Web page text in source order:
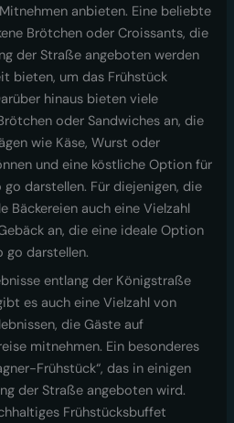
anbieten. Eine beliebte
Brötchen oder Croissants, die
der Straße angeboten werden
bieten, um das Frühstück
hinaus bieten viele
oder Sandwiches an, die
wie Käse, Wurst oder
und eine köstliche Option für
darstellen. Für diejenigen, die
Bäckereien auch eine Vielzahl
an, die eine ideale Option
go darstellen.
entlang der Königstraße
es auch eine Vielzahl von
die Gäste auf
mitnehmen. Ein besonderes
Frühstück“, das in einigen
der Straße angeboten wird.
Frühstücksbuffet